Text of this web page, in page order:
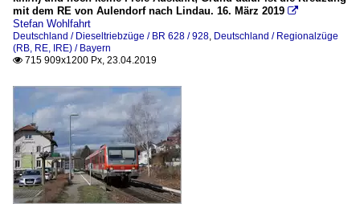
mit dem RE von Aulendorf nach Lindau. 16. März 2019 
Stefan Wohlfahrt
Deutschland / Dieseltriebzüge / BR 628 / 928, Deutschland / Regionalzüge
(RB, RE, IRE) / Bayern
 715 909x1200 Px, 23.04.2019